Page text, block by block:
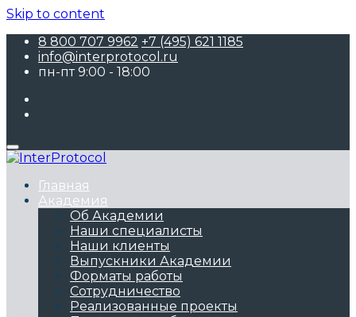
Skip to content
8 800 707 9962 +7 (495) 621 1185
info@interprotocol.ru
пн-пт 9:00 - 18:00
Главная
Академия
Об Академии
Наши специалисты
Наши клиенты
Выпускники Академии
Форматы работы
Сотрудничество
Реализованные проекты